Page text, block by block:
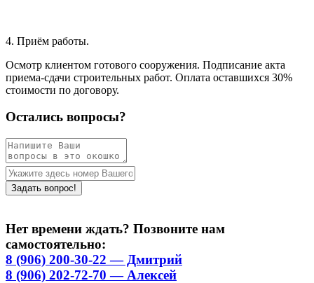
4. Приём работы.
Осмотр клиентом готового сооружения. Подписание акта
приема-сдачи строительных работ. Оплата оставшихся 30%
стоимости по договору.
Остались вопросы?
Нет времени ждать? Позвоните нам
самостоятельно:
8 (906) 200-30-22 — Дмитрий
8 (906) 202-72-70 — Алексей